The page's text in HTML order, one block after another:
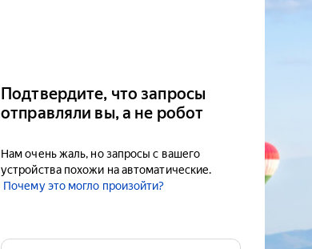
Подтвердите, что запросы
отправляли вы, а не робот
Нам очень жаль, но запросы с вашего
устройства похожи на автоматические.
Почему это могло произойти?